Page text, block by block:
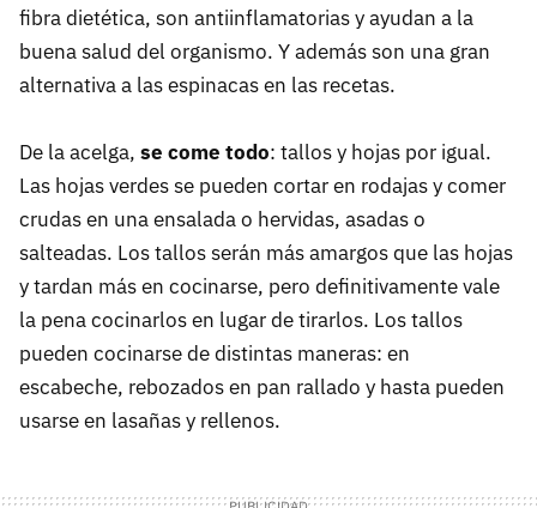
fibra dietética, son antiinflamatorias y ayudan a la
buena salud del organismo. Y además son una gran
alternativa a las espinacas en las recetas.
De la acelga, se come todo: tallos y hojas por igual.
Las hojas verdes se pueden cortar en rodajas y comer
crudas en una ensalada o hervidas, asadas o
salteadas. Los tallos serán más amargos que las hojas
y tardan más en cocinarse, pero definitivamente vale
la pena cocinarlos en lugar de tirarlos. Los tallos
pueden cocinarse de distintas maneras: en
escabeche, rebozados en pan rallado y hasta pueden
usarse en lasañas y rellenos.